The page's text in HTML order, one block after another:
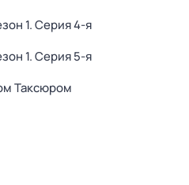
1. Серия 4-я
1. Серия 5-я
Таксюром